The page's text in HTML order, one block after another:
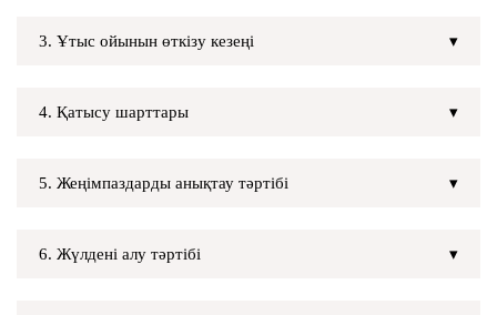
3. Ұтыс ойынын өткізу кезеңі
4. Қатысу шарттары
5. Жеңімпаздарды анықтау тәртібі
6. Жүлдені алу тәртібі